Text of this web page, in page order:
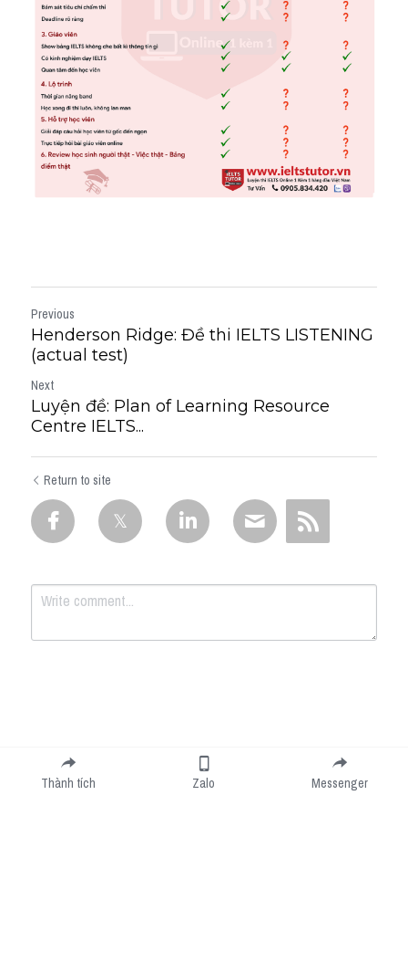
Previous
Henderson Ridge: Đề thi IELTS LISTENING
(actual test)
Next
Luyện đề: Plan of Learning Resource
Centre IELTS...
Return to site
Submit
Thành tích Zalo Messenger